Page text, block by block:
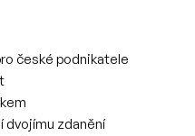
české podnikatele
dvojímu zdanění